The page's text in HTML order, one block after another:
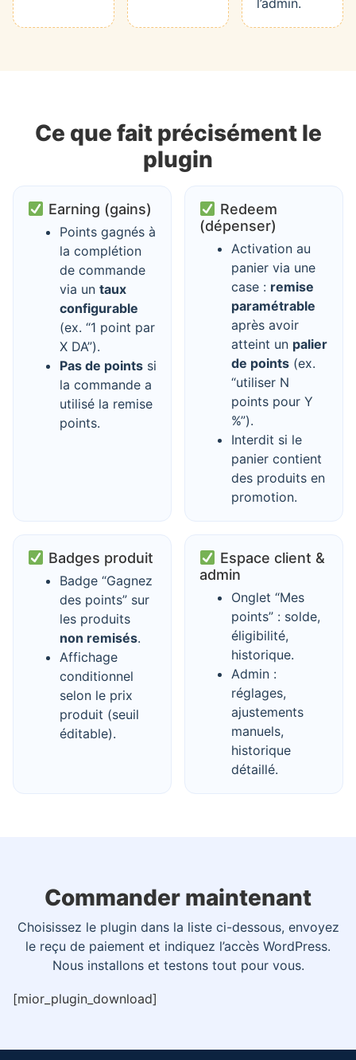
l’admin.
Ce que fait précisément le
plugin
Earning (gains)
Points gagnés à
la complétion
de commande
via un taux
configurable
(ex. “1 point par
X DA”).
Pas de points si
la commande a
utilisé la remise
points.
Redeem
(dépenser)
Activation au
panier via une
case : remise
paramétrable
après avoir
atteint un palier
de points (ex.
“utiliser N
points pour Y
%”).
Interdit si le
panier contient
des produits en
promotion.
Badges produit
Badge “Gagnez
des points” sur
les produits
non remisés.
Affichage
conditionnel
selon le prix
produit (seuil
éditable).
Espace client &
admin
Onglet “Mes
points” : solde,
éligibilité,
historique.
Admin :
réglages,
ajustements
manuels,
historique
détaillé.
Commander maintenant
Choisissez le plugin dans la liste ci-dessous, envoyez
le reçu de paiement et indiquez l’accès WordPress.
Nous installons et testons tout pour vous.
[mior_plugin_download]